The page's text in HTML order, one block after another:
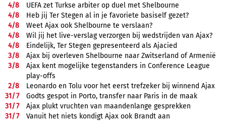
4/8
UEFA zet Turkse arbiter op duel met Shelbourne
4/8
Heb jij Ter Stegen al in je favoriete basiself gezet?
4/8
Weet Ajax ook Shelbourne te verslaan?
4/8
Wil jij het live-verslag verzorgen bij wedstrijden van Ajax?
4/8
Eindelijk, Ter Stegen gepresenteerd als Ajacied
3/8
Ajax bij overleven Shelbourne naar Zwitserland of Armenië
3/8
Ajax kent mogelijke tegenstanders in Conference League
play-offs
2/8
Leonardo en Tolu voor het eerst trefzeker bij winnend Ajax
31/7
Godts gespot in Porto, transfer naar Paris in de maak
31/7
Ajax plukt vruchten van maandenlange gesprekken
31/7
Vanuit het niets kondigt Ajax ook Brandt aan